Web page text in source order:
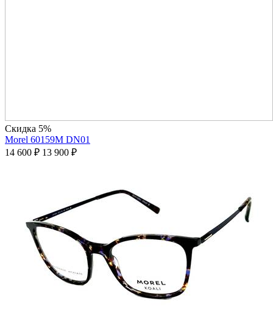
Скидка 5%
Morel 60159M DN01
14 600 ₽ 13 900 ₽